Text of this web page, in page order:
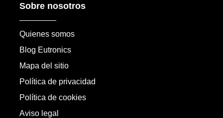
Sobre nosotros
Quienes somos
Blog Eutronics
Mapa del sitio
Política de privacidad
Política de cookies
Aviso legal